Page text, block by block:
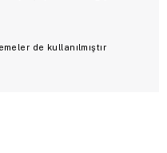
de kullanılmıştır